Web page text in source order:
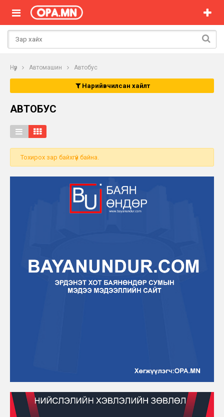
Нүүр Автомашин Автобус
Нарийвчилсан хайлт
АВТОБУС
Тохирох зар байхгүй байна.